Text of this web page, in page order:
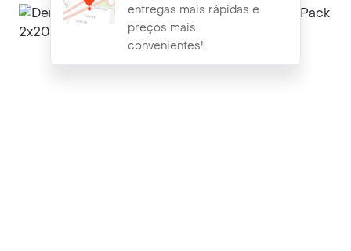
entregas mais rápidas e
preços mais
convenientes!